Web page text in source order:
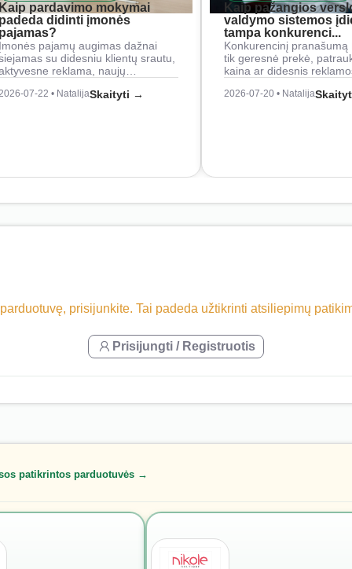
pardavimo mokymai
didinti įmonės
pajamų augimas dažnai
su didesniu klientų srautu,
reklama, naujų…
07-22 • NatalijaSkaityti →
Kaip pažangios
valdymo sistemos
tampa konkurenci...
Konkurencinį pranašumą
tik geresnė prekė,
kaina ar didesnis
2026-07-20 • Natalija
prisijunkite. Tai padeda užtikrinti atsiliepimų
Prisijungti / Registruotis
patikrintos parduotuvės →